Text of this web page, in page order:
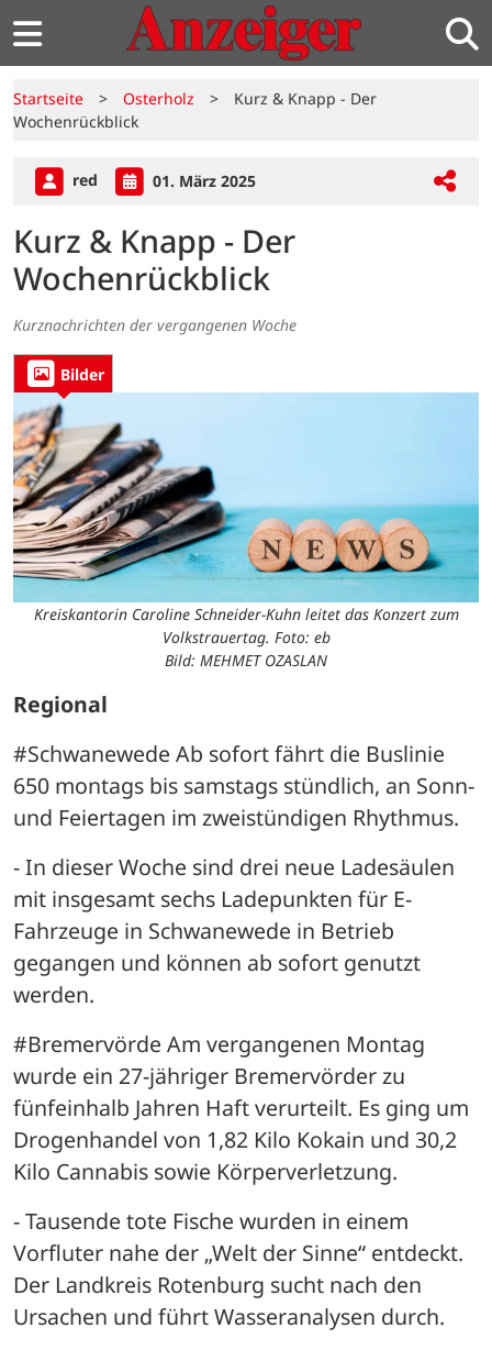
Startseite > Osterholz >
Kurz & Knapp - Der
Wochenrückblick
red 01. März 2025
Kurz & Knapp - Der
Wochenrückblick
Kurznachrichten der vergangenen Woche
Bilder
Kreiskantorin Caroline Schneider-Kuhn leitet das Konzert zum
Volkstrauertag. Foto: eb
Bild: MEHMET OZASLAN
Regional
#Schwanewede Ab sofort fährt die Buslinie
650 montags bis samstags stündlich, an Sonn-
und Feiertagen im zweistündigen Rhythmus.
- In dieser Woche sind drei neue Ladesäulen
mit insgesamt sechs Ladepunkten für E-
Fahrzeuge in Schwanewede in Betrieb
gegangen und können ab sofort genutzt
werden.
#Bremervörde Am vergangenen Montag
wurde ein 27-jähriger Bremervörder zu
fünfeinhalb Jahren Haft verurteilt. Es ging um
Drogenhandel von 1,82 Kilo Kokain und 30,2
Kilo Cannabis sowie Körperverletzung.
- Tausende tote Fische wurden in einem
Vorfluter nahe der „Welt der Sinne“ entdeckt.
Der Landkreis Rotenburg sucht nach den
Ursachen und führt Wasseranalysen durch.